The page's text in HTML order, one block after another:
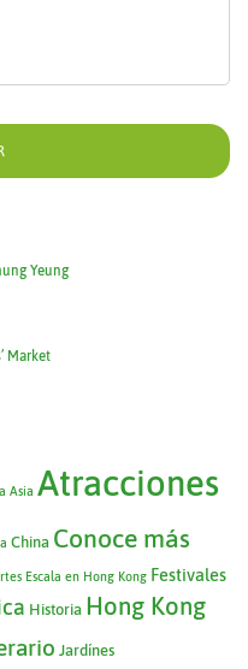
Yeung
Market
Asia Atracciones
China Conoce más
Escala en Hong Kong Festivales
Historia Hong Kong
Jardínes